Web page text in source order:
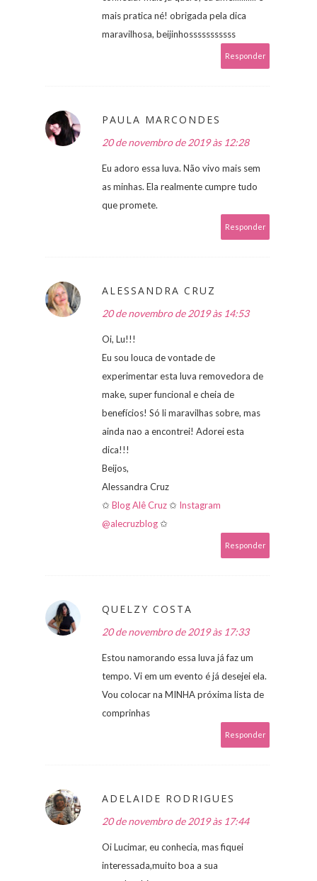
mais pratica né! obrigada pela dica
maravilhosa, beijinhosssssssssss
Responder
PAULA MARCONDES
20 de novembro de 2019 às 12:28
Eu adoro essa luva. Não vivo mais sem
as minhas. Ela realmente cumpre tudo
que promete.
Responder
ALESSANDRA CRUZ
20 de novembro de 2019 às 14:53
Oi, Lu!!!
Eu sou louca de vontade de
experimentar esta luva removedora de
make, super funcional e cheia de
benefícios! Só li maravilhas sobre, mas
ainda nao a encontrei! Adorei esta
dica!!!
Beijos,
Alessandra Cruz
✩Blog Alê Cruz✩ Instagram
@alecruzblog✩
Responder
QUELZY COSTA
20 de novembro de 2019 às 17:33
Estou namorando essa luva já faz um
tempo. Vi em um evento é já desejei ela.
Vou colocar na MINHA próxima lista de
comprinhas
Responder
ADELAIDE RODRIGUES
20 de novembro de 2019 às 17:44
Oi Lucimar, eu conhecia, mas fiquei
interessada,muito boa a sua